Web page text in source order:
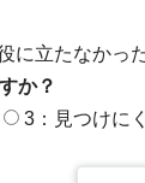
に立たなかっ
か？
3：見つけに